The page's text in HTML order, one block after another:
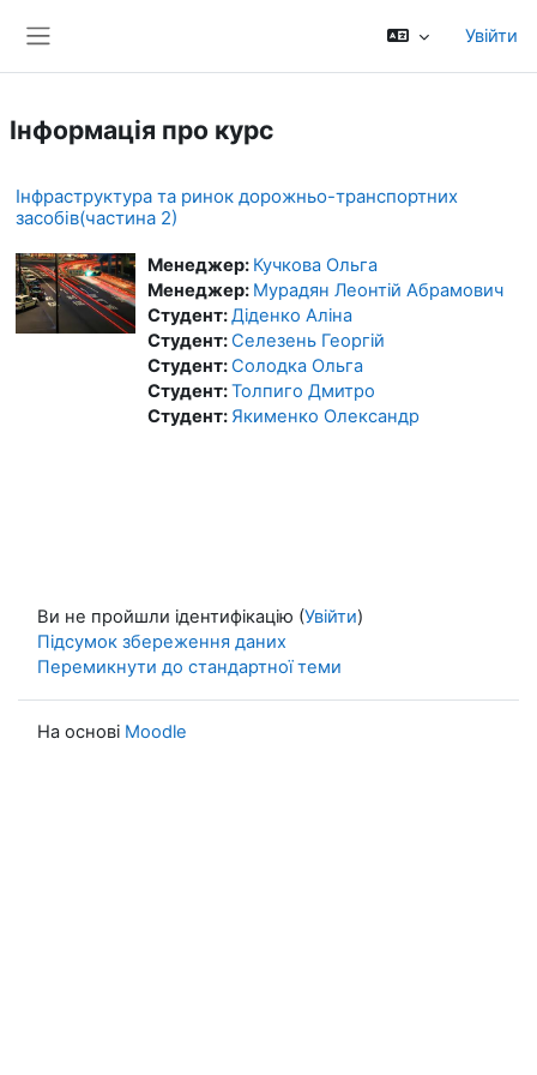
Увійти
Інформація про курс
Інфраструктура та ринок дорожньо-транспортних
засобів(частина 2)
Менеджер: Кучкова Ольга
Менеджер: Мурадян Леонтій Абрамович
Студент:Діденко Аліна
Студент:Селезень Георгій
Студент:Солодка Ольга
Студент:Толпиго Дмитро
Студент: Якименко Олександр
Ви не пройшли ідентифікацію (Увійти)
Підсумок збереження даних
Перемикнути до стандартної теми
На основі Moodle